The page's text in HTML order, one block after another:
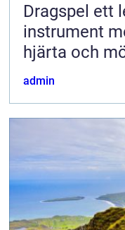
Dragspel ett levande
instrument
hjärta och
admin